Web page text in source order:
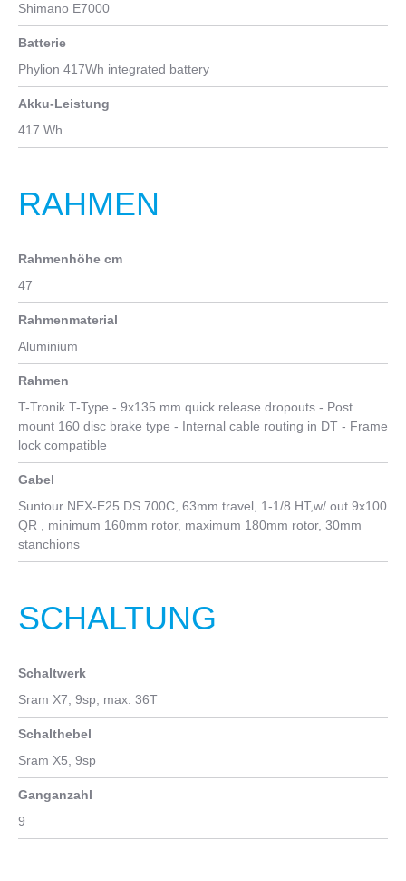
Shimano E7000
Batterie
Phylion 417Wh integrated battery
Akku-Leistung
417 Wh
RAHMEN
Rahmenhöhe cm
47
Rahmenmaterial
Aluminium
Rahmen
T-Tronik T-Type - 9x135 mm quick release dropouts - Post
mount 160 disc brake type - Internal cable routing in DT - Frame
lock compatible
Gabel
Suntour NEX-E25 DS 700C, 63mm travel, 1-1/8 HT,w/ out 9x100
QR , minimum 160mm rotor, maximum 180mm rotor, 30mm
stanchions
SCHALTUNG
Schaltwerk
Sram X7, 9sp, max. 36T
Schalthebel
Sram X5, 9sp
Ganganzahl
9